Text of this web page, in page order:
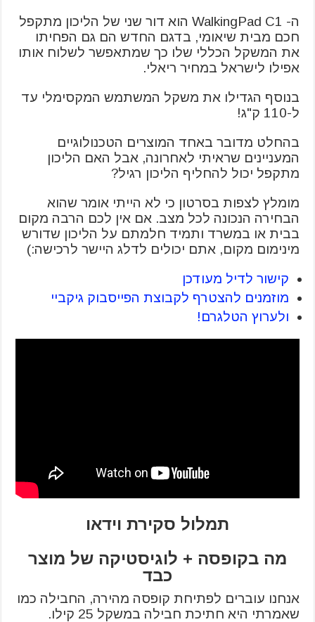
ה- WalkingPad C1 הוא דור שני של הליכון מתקפל
חכם מבית שיאומי, בדגם החדש הם גם הפחיתו
את המשקל הכללי שלו כך שמתאפשר לשלוח אותו
אפילו לישראל במחיר ריאלי.
בנוסף הגדילו את משקל המשתמש המקסימלי עד
ל-110 ק"ג!
בהחלט מדובר באחד המוצרים הטכנולוגיים
המעניינים שראיתי לאחרונה, אבל האם הליכון
מתקפל יכול להחליף הליכון רגיל?
מומלץ לצפות בסרטון כי לא הייתי אומר שהוא
הבחירה הנכונה לכל מצב. אם אין לכם הרבה מקום
בבית או במשרד ותמיד חלמתם על הליכון שדורש
מינימום מקום, אתם יכולים לדלג היישר לרכישה:)
קישור לדיל מעודכן
מוזמנים להצטרף לקבוצת הפייסבוק גיקביי
ולערוץ הטלגרם!
תמלול סקירת וידאו
מה בקופסה + לוגיסטיקה של מוצר
כבד
אנחנו עוברים לפתיחת קופסה מהירה, החבילה כמו
שאמרתי היא חתיכת חבילה במשקל 25 קילו.